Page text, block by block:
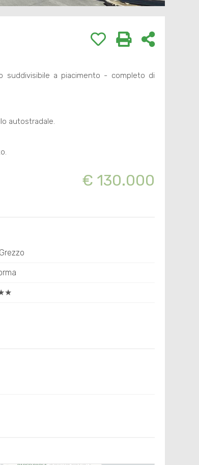
suddivisibile a piacimento - completo di
autostradale.
€ 130.000